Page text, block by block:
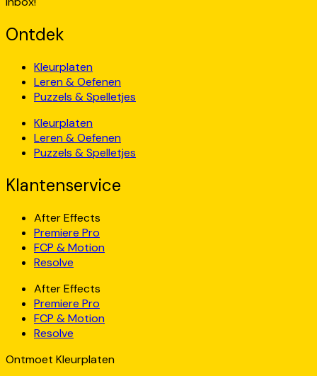
Ontdek
Kleurplaten
Leren & Oefenen
Puzzels & Spelletjes
Kleurplaten
Leren & Oefenen
Puzzels & Spelletjes
Klantenservice
After Effects
Premiere Pro
FCP & Motion
Resolve
After Effects
Premiere Pro
FCP & Motion
Resolve
Ontmoet Kleurplaten